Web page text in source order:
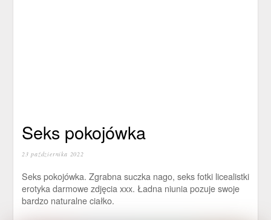
Seks pokojówka
23 października 2022
Seks pokojówka. Zgrabna suczka nago, seks fotki licealistki
erotyka darmowe zdjęcia xxx. Ładna niunia pozuje swoje
bardzo naturalne ciałko.